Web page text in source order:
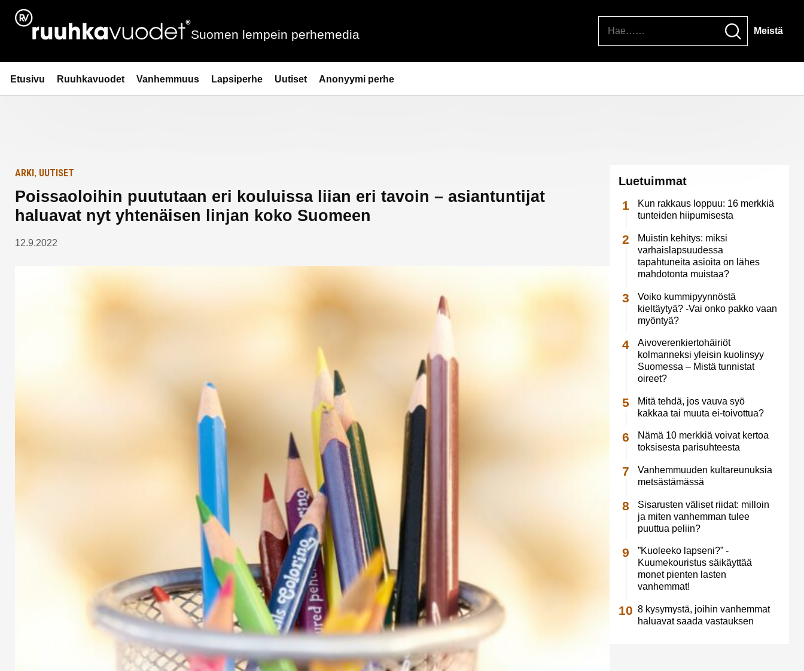
Siirry
sisältöön
Ruuhkavuodet.fi
Suomen lempein perhemedia Meistä
Etusivu Ruuhkavuodet Vanhemmuus Lapsiperhe Uutiset Anonyymi perhe
Etusivulle
ARKI, UUTISET
Poissaoloihin puututaan eri kouluissa liian eri tavoin – asiantuntijat
haluavat nyt yhtenäisen linjan koko Suomeen
12.9.2022
Luetuimmat
Kun rakkaus loppuu: 16 merkkiä
tunteiden hiipumisesta
Muistin kehitys: miksi
varhaislapsuudessa
tapahtuneita asioita on lähes
mahdotonta muistaa?
Voiko kummipyynnöstä
kieltäytyä? -Vai onko pakko vaan
myöntyä?
Aivoverenkiertohäiriöt
kolmanneksi yleisin kuolinsyy
Suomessa – Mistä tunnistat
oireet?
Mitä tehdä, jos vauva syö
kakkaa tai muuta ei-toivottua?
Nämä 10 merkkiä voivat kertoa
toksisesta parisuhteesta
Vanhemmuuden kultareunuksia
metsästämässä
Sisarusten väliset riidat: milloin
ja miten vanhemman tulee
puuttua peliin?
”Kuoleeko lapseni?” -
Kuumekouristus säikäyttää
monet pienten lasten
vanhemmat!
8 kysymystä, joihin vanhemmat
haluavat saada vastauksen